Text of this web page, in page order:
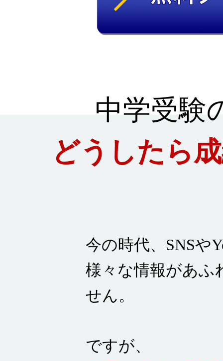
中学受験
どうしたら
今の時代、SNSや
様々な情報があふ
せん。
ですが、